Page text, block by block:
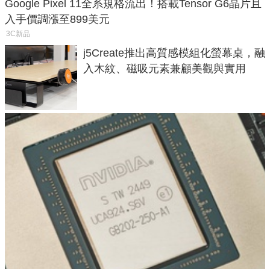
Google Pixel 11全系規格流出！搭載Tensor G6晶片且
入手價調漲至899美元
3C新品
j5Create推出高質感模組化螢幕桌，融
入木紋、磁吸元素兼顧美觀與實用